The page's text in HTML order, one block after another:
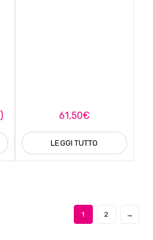
61,50€
LEGGI TUTTO
1 2 →